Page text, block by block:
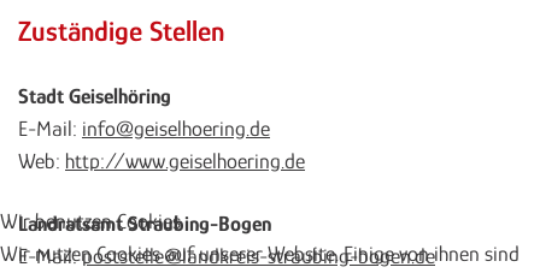
Zuständige Stellen
Stadt Geiselhöring
E-Mail: info@geiselhoering.de
Web: http://www.geiselhoering.de
Landratsamt Straubing-Bogen
E-Mail:poststelle@landkreis-straubing-bogen.de
Wir benutzen Cookies
Wir nutzen Cookies auf unserer Website. Einige von ihnen sind